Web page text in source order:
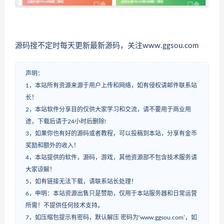
源码搜不定时每天更新最新源码，关注www.ggsou.com
声明：
1，本站所有资源来源于用户上传和网络，如有侵权请邮件联系站
长！
2，本站软件分享目的仅供大家学习和交流，请不要用于商业用
途，下载后请于24小时后删除!
3，如果你也有好的源码或者教程，可以投稿到本站，分享有金币
奖励和额外的收入！
4，本站提供的软件，源码，游戏，其他资源部不包含技术服务请
大家谅解！
5，如有链接无法下载，请联系站长处理！
6，申明：本站资源出售只是赞助，仅用于本站服务器和日常运营
所需！不提供任何技术支持。
7，如压缩包提示有密码，默认解压 密码为‘www.ggsou.com’，如